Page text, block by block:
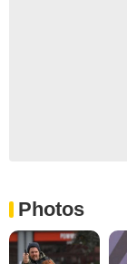
Photos